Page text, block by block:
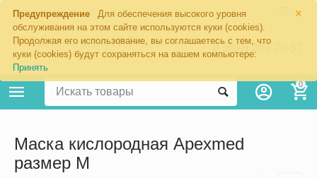
×
Предупреждение
Для обеспечения высокого уровня
обслуживания на этом сайте используются куки (cookies).
Продолжая его использование, вы соглашаетесь с тем, что
куки (cookies) будут сохраняться на вашем компьютере:
Принять
8 (800) 201-70-57
0
Маска кислородная Apexmed
размер M